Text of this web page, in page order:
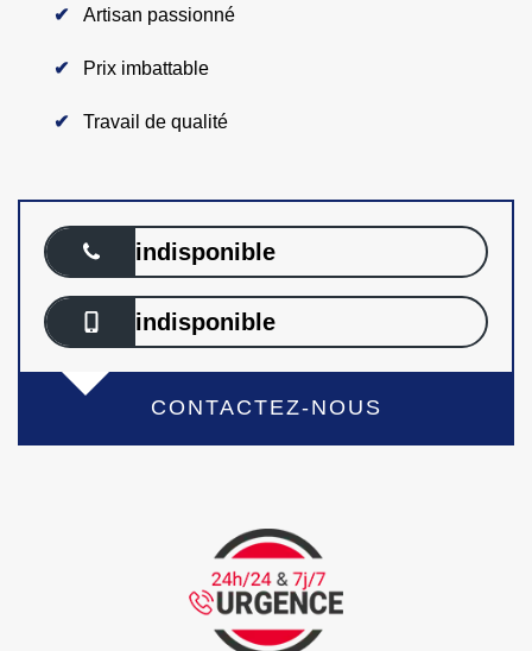
Artisan passionné
Prix imbattable
Travail de qualité
indisponible
indisponible
CONTACTEZ-NOUS